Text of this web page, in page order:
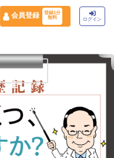
会員登録
登録1分
無料
ログイン